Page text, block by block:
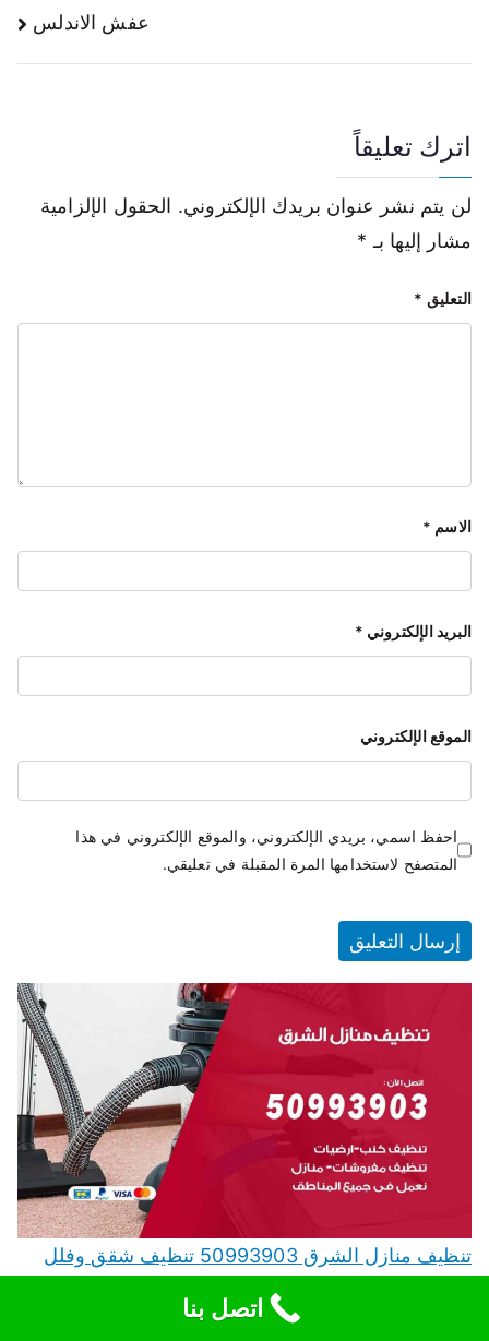
عفش الاندلس
اترك تعليقاً
لن يتم نشر عنوان بريدك الإلكتروني. الحقول الإلزامية
مشار إليها بـ *
التعليق *
الاسم *
البريد الإلكتروني *
الموقع الإلكتروني
احفظ اسمي، بريدي الإلكتروني، والموقع الإلكتروني في هذا
المتصفح لاستخدامها المرة المقبلة في تعليقي.
تنظيف منازل الشرق 50993903 تنظيف شقق وفلل
تنظيف منازل الشرق نقدم خدمة تنظيف منازل الشرق
اتصل بنا